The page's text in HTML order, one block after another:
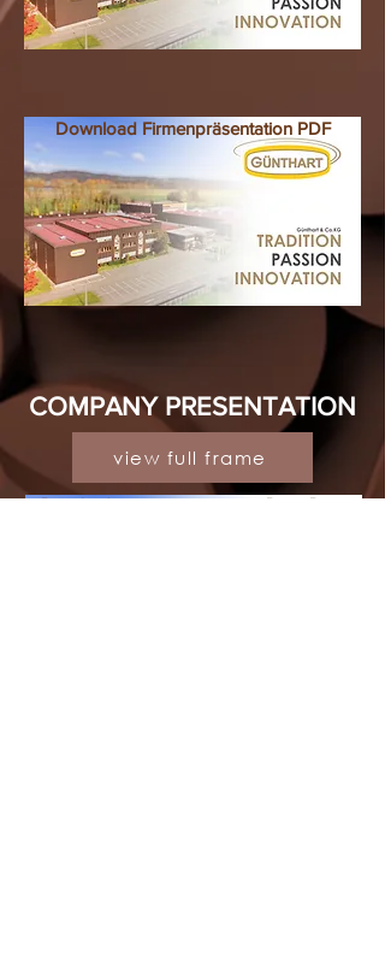
Download Firmenpräsentation PDF
COMPANY PRESENTATION
view full frame
Download company presentation PowerPoint